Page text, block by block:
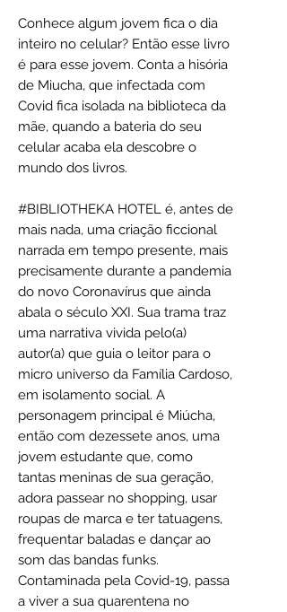
Conhece algum jovem fica o dia
inteiro no celular? Então esse livro
é para esse jovem. Conta a hisória
de Miucha, que infectada com
Covid fica isolada na biblioteca da
mãe, quando a bateria do seu
celular acaba ela descobre o
mundo dos livros.
#BIBLIOTHEKA HOTEL é, antes de
mais nada, uma criação ficcional
narrada em tempo presente, mais
precisamente durante a pandemia
do novo Coronavírus que ainda
abala o século XXI. Sua trama traz
uma narrativa vivida pelo(a)
autor(a) que guia o leitor para o
micro universo da Família Cardoso,
em isolamento social. A
personagem principal é Miúcha,
então com dezessete anos, uma
jovem estudante que, como
tantas meninas de sua geração,
adora passear no shopping, usar
roupas de marca e ter tatuagens,
frequentar baladas e dançar ao
som das bandas funks.
Contaminada pela Covid-19, passa
a viver a sua quarentena no